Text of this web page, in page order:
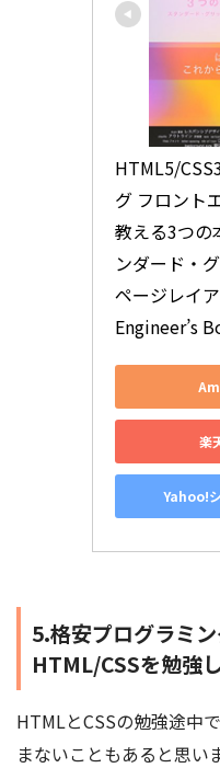
HTML5/
グ フロント
教える3つの
ンダード・
ページレイ
Engineer’s
楽
Yahoo!
5.格安プログラミ
HTML/CSSを勉強
HTMLとCSSの勉強途中
まないこともあると思い